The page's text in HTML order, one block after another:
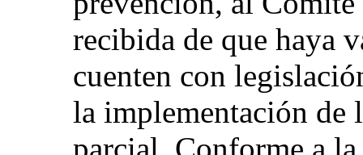
recibida de que haya
cuenten con
la implementación de
parcial. Conforme a